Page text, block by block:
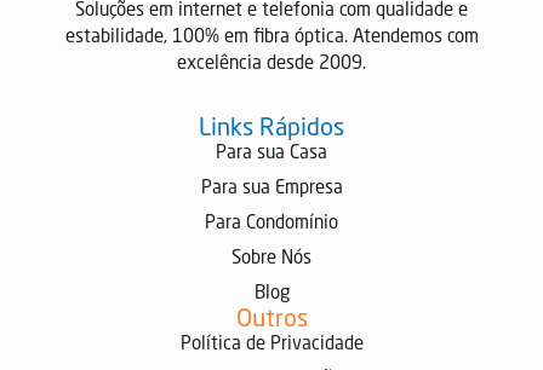
Soluções em internet e telefonia com qualidade e
estabilidade, 100% em fibra óptica. Atendemos com
excelência desde 2009.
Links Rápidos
Para sua Casa
Para sua Empresa
Para Condomínio
Sobre Nós
Blog
Outros
Política de Privacidade
preencha os dados para iniciar:
INICIAR CONVERSA